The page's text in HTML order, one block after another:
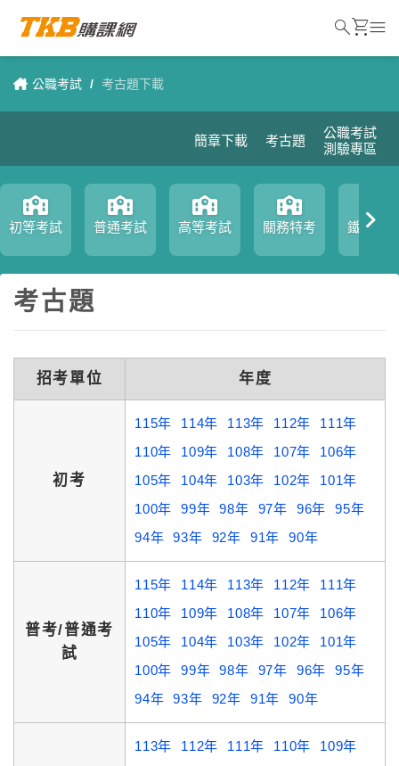
公職考試 / 考古題下載
簡章下載 考古題
公職考試
測驗專區
初等考試 普通考試 高等考試 關務特考 鐵路特
考古題
招考單位 年度
初考
115年 114年 113年 112年
111年
110年
109年 108年 107年
106年
105年
104年 103年 102年
101年
100年
99年 98年 97年 96年
95年
94年
93年 92年 91年 90年
普考/普通考
試
115年 114年 113年 112年
111年
110年
109年 108年 107年
106年
105年
104年 103年 102年
101年
100年
99年 98年 97年 96年
95年
94年
93年 92年 91年 90年
113年 112年 111年 110年
109年
searchshopping_cartmenu